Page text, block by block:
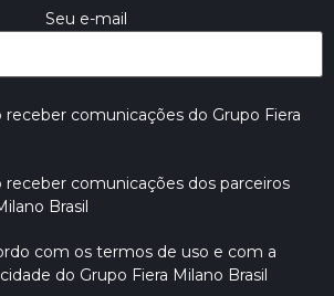
Seu e-mail
receber comunicações do Grupo Fiera
receber comunicações dos parceiros
Brasil
com os termos de uso e com a
do Grupo Fiera Milano Brasil